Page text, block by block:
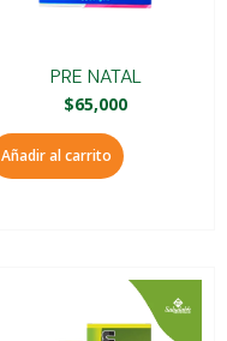
PRE NATAL
$65,000
Añadir al carrito